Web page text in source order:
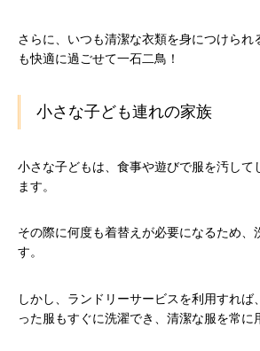
さらに、いつも清潔な衣類を身につけられ
も快適に過ごせて一石二鳥！
小さな子ども連れの家族
小さな子どもは、食事や遊びで服を汚して
ます。
その際に何度も着替えが必要になるため、
す。
しかし、ランドリーサービスを利用すれば
った服もすぐに洗濯でき、清潔な服を常に